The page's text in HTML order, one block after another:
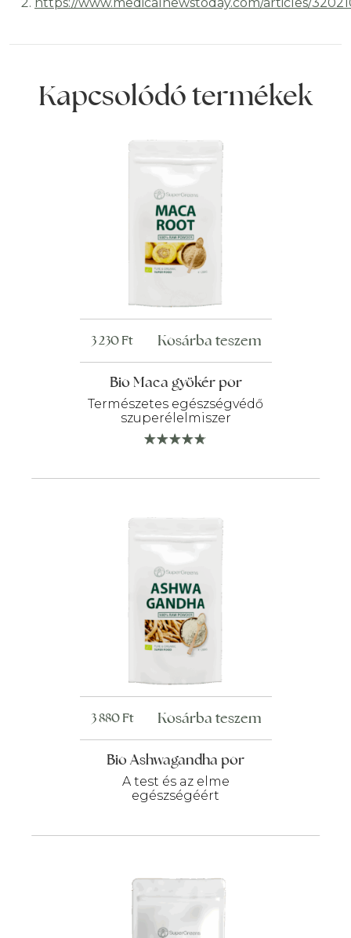
https://www.medicalnewstoday.com/articles/
Kapcsolódó termékek
Bio Maca gyökér por
Természetes egészségvédő
szuperélelmiszer
3 230Ft Kosárba teszem
Bio Ashwagandha por
A test és az elme
egészségéért
3 880Ft Kosárba teszem